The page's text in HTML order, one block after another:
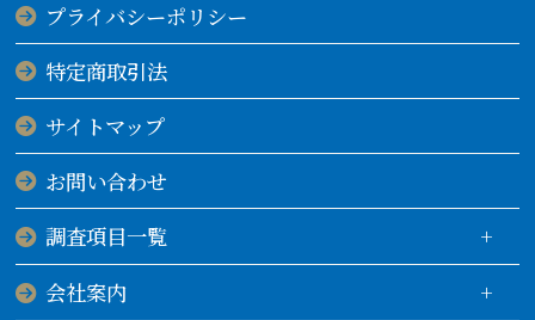
プライバシーポリシー
特定商取引法
サイトマップ
お問い合わせ
調査項目一覧
会社案内